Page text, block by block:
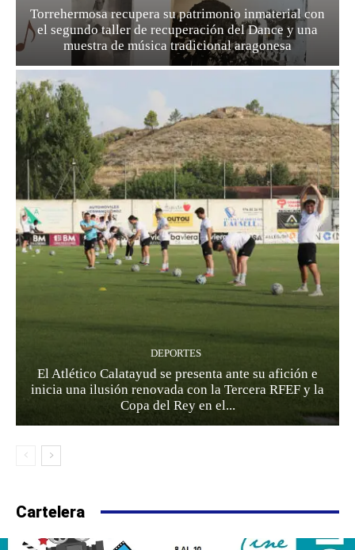
Torrehermosa recupera su patrimonio inmaterial con
el segundo taller de recuperación del Dance y una
muestra de música tradicional aragonesa
DEPORTES
El Atlético Calatayud se presenta ante su afición e
inicia una ilusión renovada con la Tercera RFEF y la
Copa del Rey en el...
Cartelera